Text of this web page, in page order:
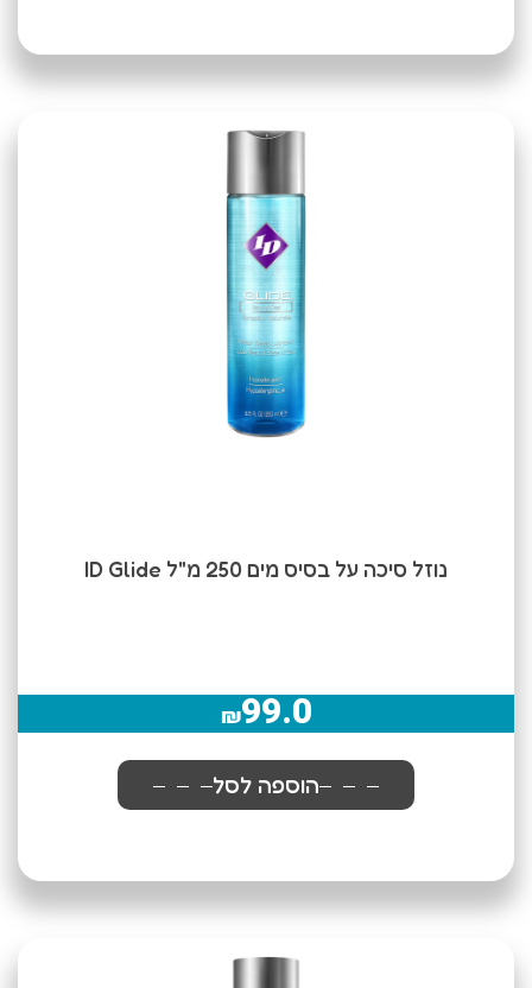
נוזל סיכה על בסיס מים 250 מ"ל ID Glide
₪99.0
הוספה לסל